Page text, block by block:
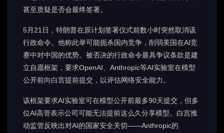
甚至质疑是否会最终签署。
5月21日，特朗普在原计划签署仪式前数小时突然取消该
行政命令。他称此举可能扼杀国内竞争，削弱美国在AI竞
赛中对中国的优势。被否决的行政命令最具争议条款是建
立自愿框架，要求OpenAI、Anthropic等AI实验室在模型
公开前向白宫提前提交，以评估网络安全能力。
该框架要求AI实验室可在模型公开前最多90天提交，但多
位AI高管表示公司可能无法提前这么久分享模型。白宫推
动监管反映出对AI的国家安全关切——Anthropic的